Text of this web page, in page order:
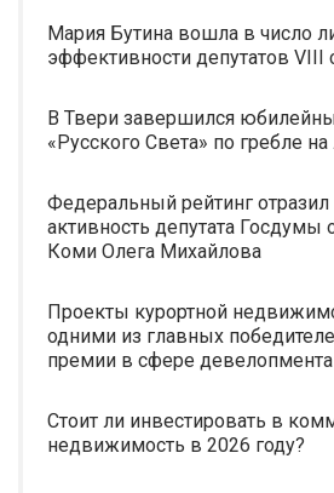
Мария Бутина вошла в число
эффективности депутатов VIII
В Твери завершился
«Русского Света» по гребле
Федеральный рейтинг
активность депутата Госдумы
Коми Олега Михайлова
Проекты курортной
одними из главных
премии в сфере девелопмента
Стоит ли инвестировать в
недвижимость в 2026 году?